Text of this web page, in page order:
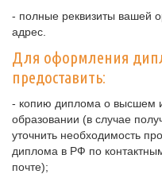
- полные реквизиты вашей
адрес.
Для оформления
предоставить:
- копию диплома о высшем
образовании (в случае
уточнить необходимость
диплома в РФ по
почте);